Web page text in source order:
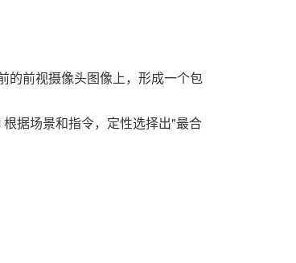
的前视摄像头图像上，形成一个包
据场景和指令，定性选择出"最合